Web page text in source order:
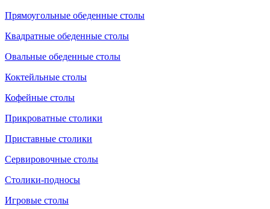
Прямоугольные обеденные столы
Квадратные обеденные столы
Овальные обеденные столы
Коктейльные столы
Кофейные столы
Прикроватные столики
Приставные столики
Сервировочные столы
Столики-подносы
Игровые столы